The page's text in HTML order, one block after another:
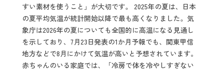
すい素材を使うこと」が大切です。 2025年の夏は、日本
の夏平均気温が統計開始以降で最も高くなりました。気
象庁は2026年の夏についても全国的に高温になる見通し
を示しており、7月23日発表の1か月予報でも、関東甲信
地方などで8月にかけて気温が高いと予想されています。
赤ちゃんのいる家庭では、「冷房で体を冷やしすぎない